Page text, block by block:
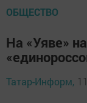
ОБЩЕСТВО
На «Уяве»
Татар-Информ,